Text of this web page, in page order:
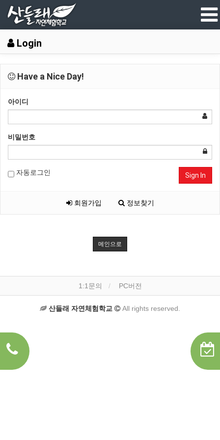
Login
Have a Nice Day!
아이디
비밀번호
자동로그인 Sign In
회원가입 정보찾기
메인으로
1:1문의 PC버전
산들래 자연체험학교 All rights reserved.